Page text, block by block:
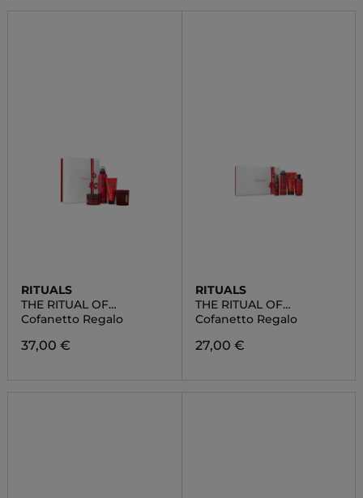
RITUALS
THE RITUAL OF
AYURVEDA MEDIUM
Cofanetto Regalo
37,00 €
RITUALS
THE RITUAL OF
AYURVEDA SMALL
Cofanetto Regalo
27,00 €